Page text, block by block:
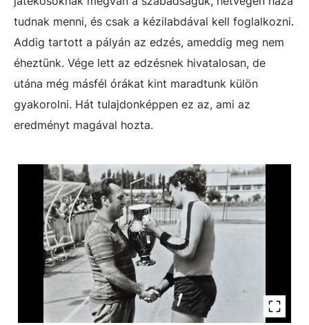
tudnak menni, és csak a kézilabdával kell foglalkozni.
Addig tartott a pályán az edzés, ameddig meg nem
éheztünk. Vége lett az edzésnek hivatalosan, de
utána még másfél órákat kint maradtunk külön
gyakorolni. Hát tulajdonképpen ez az, ami az
eredményt magával hozta.